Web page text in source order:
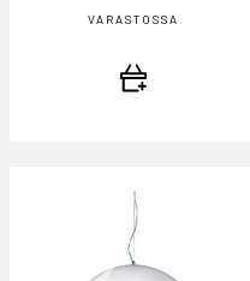
VARASTOSSA